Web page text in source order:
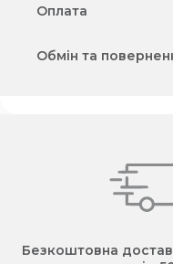
Оплата
Обмін та
Безкоштовна